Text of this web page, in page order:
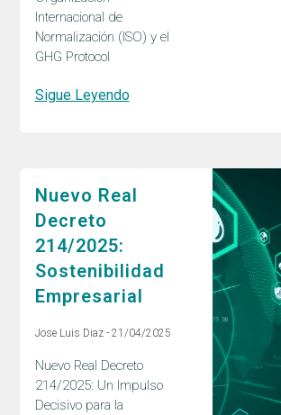
Internacional de
Normalización (ISO) y el
GHG Protocol
Sigue Leyendo
Nuevo Real
Decreto
214/2025:
Sostenibilidad
Empresarial
Jose Luis Diaz 21/04/2025
Nuevo Real Decreto
214/2025: Un Impulso
Decisivo para la